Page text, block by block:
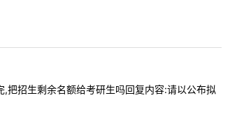
招生剩余名额给考研生吗回复内容:请以公布拟